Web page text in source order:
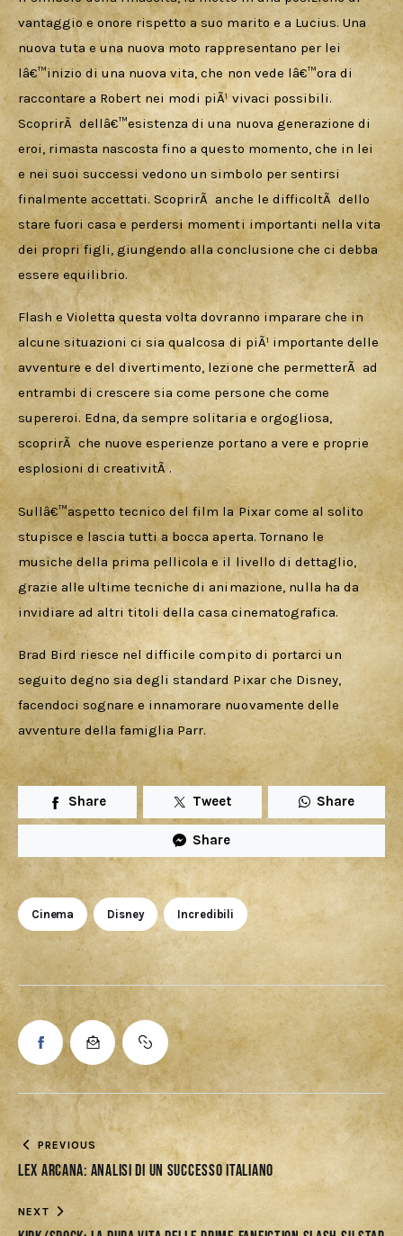
vantaggio e onore rispetto a suo marito e a Lucius. Una
nuova tuta e una nuova moto rappresentano per lei
lâ€™inizio di una nuova vita, che non vede lâ€™ora di
raccontare a Robert nei modi piÃ¹ vivaci possibili.
ScoprirÃ  dellâ€™esistenza di una nuova generazione di
eroi, rimasta nascosta fino a questo momento, che in lei
e nei suoi successi vedono un simbolo per sentirsi
finalmente accettati. ScoprirÃ  anche le difficoltÃ  dello
stare fuori casa e perdersi momenti importanti nella vita
dei propri figli, giungendo alla conclusione che ci debba
essere equilibrio.
Flash e Violetta questa volta dovranno imparare che in
alcune situazioni ci sia qualcosa di piÃ¹ importante delle
avventure e del divertimento, lezione che permetterÃ  ad
entrambi di crescere sia come persone che come
supereroi. Edna, da sempre solitaria e orgogliosa,
scoprirÃ  che nuove esperienze portano a vere e proprie
esplosioni di creativitÃ .
Sullâ€™aspetto tecnico del film la Pixar come al solito
stupisce e lascia tutti a bocca aperta. Tornano le
musiche della prima pellicola e il livello di dettaglio,
grazie alle ultime tecniche di animazione, nulla ha da
invidiare ad altri titoli della casa cinematografica.
Brad Bird riesce nel difficile compito di portarci un
seguito degno sia degli standard Pixar che Disney,
facendoci sognare e innamorare nuovamente delle
avventure della famiglia Parr.
Share Tweet Share
Share
Cinema Disney Incredibili
PREVIOUS
Lex Arcana: analisi di un Successo italiano
NEXT